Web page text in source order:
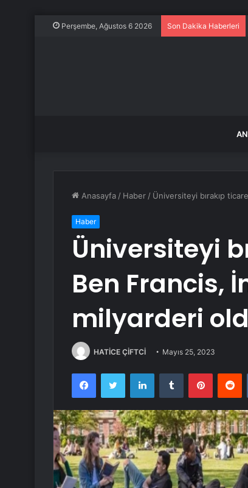
Perşembe, Ağustos 6 2026 Son Dakika Haberleri
Anasayfa / Haber / Üniversiteyi bırakıp
Haber
Üniversiteyi
Ben Francis,
milyarderi
HATİCE ÇİFTCİ Mayıs 25, 2023
FacebookTwitter LinkedInTumblr Pinterest